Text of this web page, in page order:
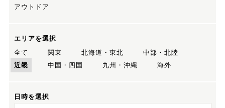
アウトドア
エリアを選択
全て
関東 北海道・東北
中部・北陸
近畿
中国・四国 九州・沖縄 海外
日時を選択